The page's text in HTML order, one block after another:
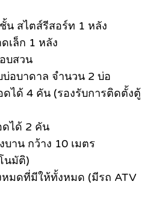
น สไตส์รีสอร์ท 1 หลัง
เล็ก 1 หลัง
บสวน
อบาดาล จำนวน 2 บ่อ
ได้ 4 คัน (รองรับการติดตั้งตู้
ดได้ 2 คัน
าน กว้าง 10 เมตร
นมัติ)
มดที่มีให้ทั้งหมด (มีรถ ATV